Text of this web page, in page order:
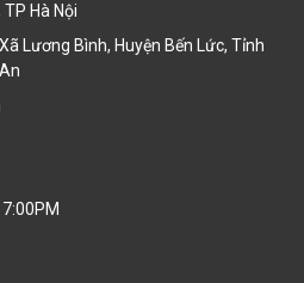
TP Hà Nội
Lương Bình, Huyện Bến Lức, Tỉnh